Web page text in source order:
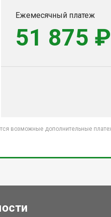
Ежемесячный платеж
51 875 ₽
возможные дополнительные